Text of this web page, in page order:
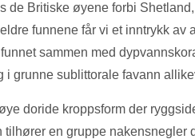
de Britiske øyene forbi
funnene får vi et inntrykk av
sammen med
i grunne sublittorale favann
doride kroppsform der
en gruppe nakensnegler